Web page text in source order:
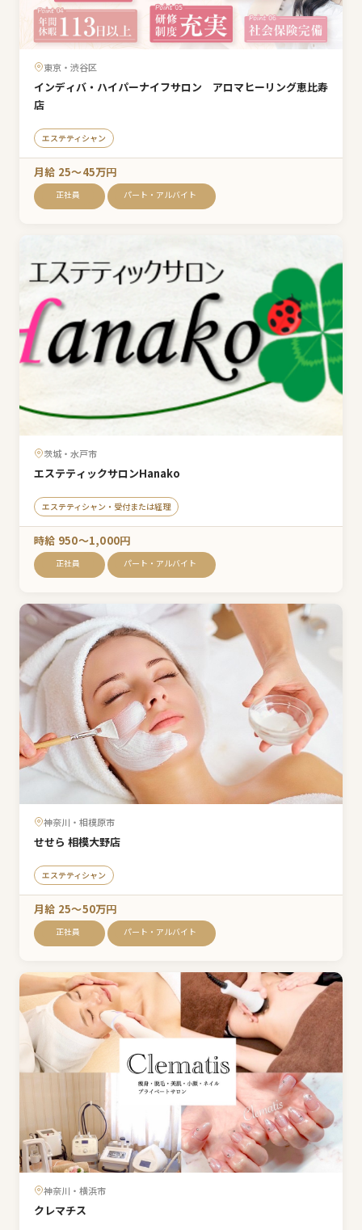
東京・渋谷区
インディバ・ハイパーナイフサロン アロマヒーリング恵比寿
店
エステティシャン
月給 25〜45万円
正社員 パート・アルバイト
茨城・水戸市
エステティックサロンHanako
エステティシャン・受付または経理
時給 950〜1,000円
正社員 パート・アルバイト
神奈川・相模原市
せせら 相模大野店
エステティシャン
月給 25〜50万円
正社員 パート・アルバイト
神奈川・横浜市
クレマチス